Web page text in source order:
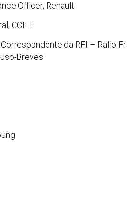
Officer, Renault
CCILF
da RFI – Rafio
Breves